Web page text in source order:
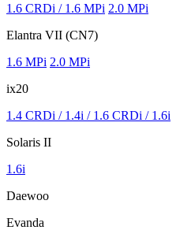
1.6 CRDi / 1.6 MPi 2.0 MPi
Elantra VII (CN7)
1.6 MPi 2.0 MPi
ix20
1.4 CRDi / 1.4i / 1.6 CRDi / 1.6i
Solaris II
1.6i
Daewoo
Evanda